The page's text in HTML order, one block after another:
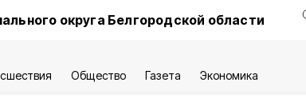
округа Белгородской области
Общество Газета Экономика